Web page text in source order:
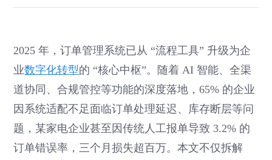
2025 年，订单管理系统已从 “流程工具” 升级为企
业数字化转型的 “核心中枢”。随着 AI 智能、全渠
道协同、合规管控等功能的深度落地，65% 的企业
因系统适配不足面临订单处理延迟、库存断层等问
题，某家电企业甚至因传统人工报单导致 3.2% 的
订单错误率，三个月损失超百万。本文不仅拆解